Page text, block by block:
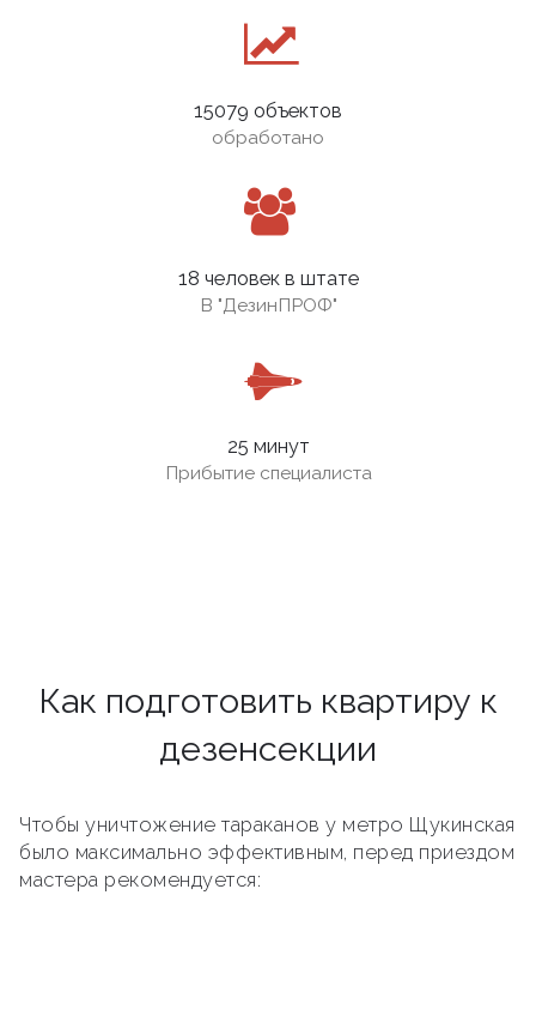
15079 объектов
обработано
18 человек в штате
В "ДезинПРОФ"
25 минут
Прибытие специалиста
Как подготовить квартиру к
дезенсекции
Чтобы уничтожение тараканов у метро Щукинская
было максимально эффективным, перед приездом
мастера рекомендуется: